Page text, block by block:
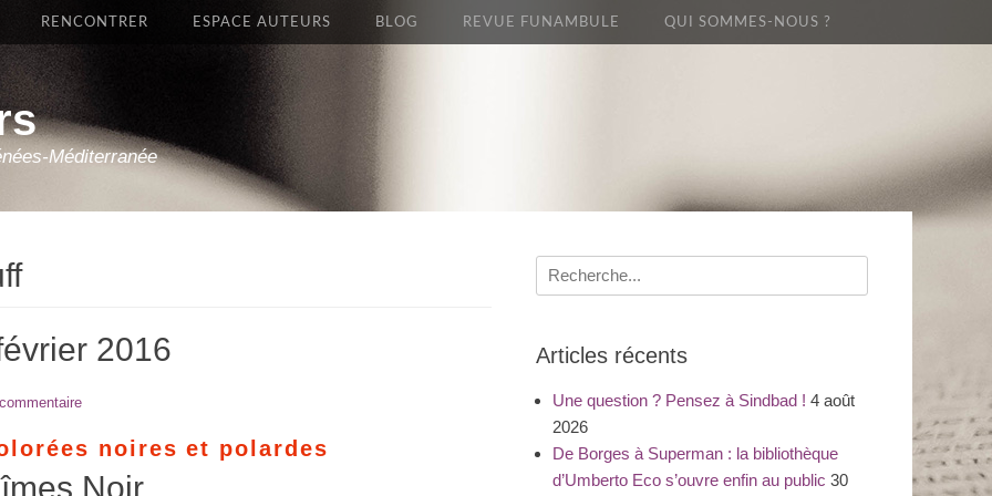
Méditerranée
RENCONTRER ESPACE AUTEURS BLOG REVUE FUNAMBULE QUI SOMMES-NOUS ?
2016
noires et polardes
Noir
Recherche
pour
Articles récents
Une question ? Pensez à Sindbad ! 4 août
2026
De Borges à Superman : la bibliothèque
d’Umberto Eco s’ouvre enfin au public 30